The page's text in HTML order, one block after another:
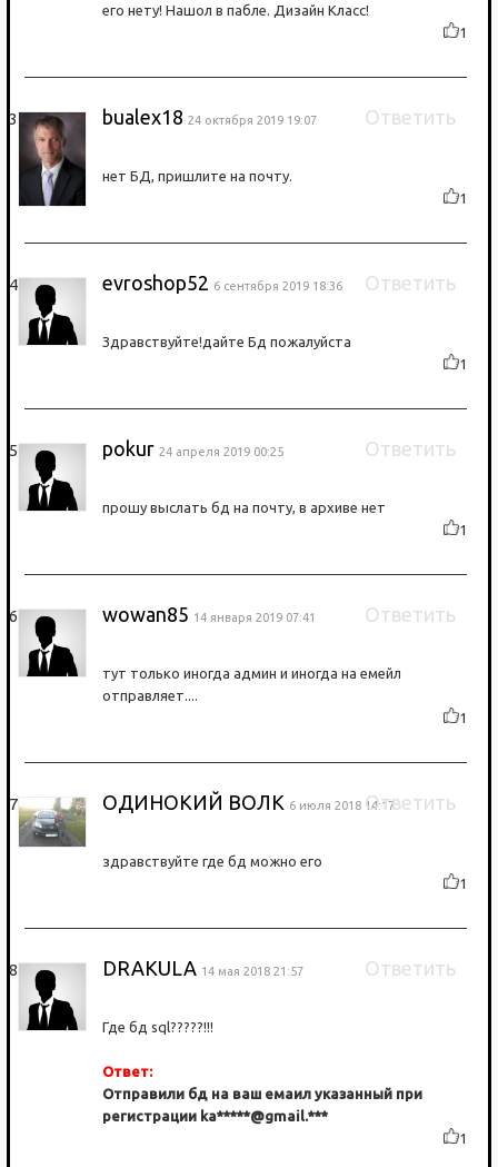
его нету! Нашол в пабле. Дизайн Класс!
1
bualex18 24 октября 2019 19:07
нет БД, пришлите на почту.
1
Ответить
evroshop52 6 сентября 2019 18:36
Здравствуйте!дайте Бд пожалуйста
1
Ответить
pokur 24 апреля 2019 00:25
прошу выслать бд на почту, в архиве нет
1
Ответить
wowan85 14 января 2019 07:41
тут только иногда админ и иногда на емейл
отправляет....
1
Ответить
ОДИНОКИЙ ВОЛК 6 июля 2018 14:17
здравствуйте где бд можно его
1
Ответить
DRAKULA 14 мая 2018 21:57
Где бд sql?????!!!
Ответ:
Отправили бд на ваш емаил указанный при
регистрации ka*****@gmail.***
1
Ответить